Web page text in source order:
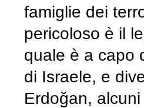
famiglie dei
pericoloso è il
quale è a capo
di Israele, e
Erdoğan,